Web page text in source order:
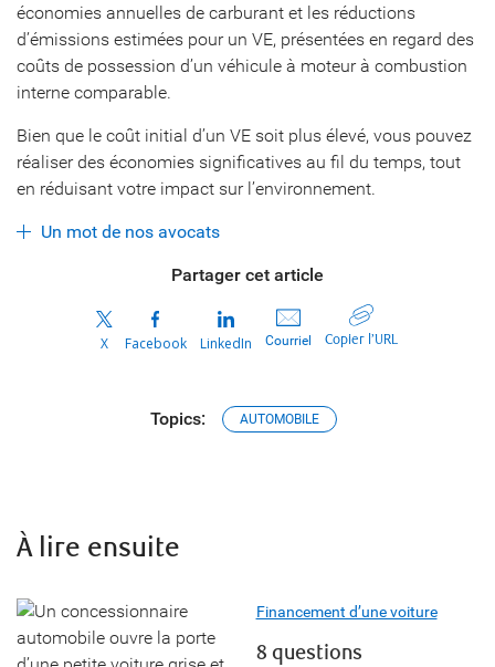
économies annuelles de carburant et les réductions
d’émissions estimées pour un VE, présentées en regard des
coûts de possession d’un véhicule à moteur à combustion
interne comparable.
Bien que le coût initial d’un VE soit plus élevé, vous pouvez
réaliser des économies significatives au fil du temps, tout
en réduisant votre impact sur l’environnement.
Un mot de nos avocats
Partager cet article
X Facebook LinkedIn Courriel Copier l’URL
Topics: AUTOMOBILE
À lire ensuite
Financement d’une voiture
8 questions